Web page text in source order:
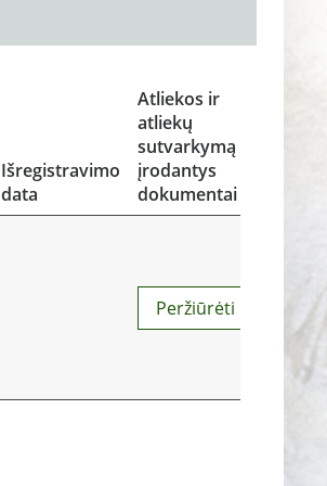
Išregistravimo
data
Atliekos ir
atliekų
sutvarkymą
įrodantys
dokumentai
Peržiūrėti